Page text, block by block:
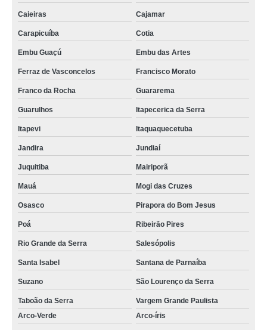
Caieiras Cajamar
Carapicuíba Cotia
Embu Guaçú Embu das Artes
Ferraz de Vasconcelos Francisco Morato
Franco da Rocha Guararema
Guarulhos Itapecerica da Serra
Itapevi Itaquaquecetuba
Jandira Jundiaí
Juquitiba Mairiporã
Mauá Mogi das Cruzes
Osasco Pirapora do Bom Jesus
Poá Ribeirão Pires
Rio Grande da Serra Salesópolis
Santa Isabel Santana de Parnaíba
Suzano São Lourenço da Serra
Taboão da Serra
Vargem Grande Paulista
Arco-Verde
Arco-íris